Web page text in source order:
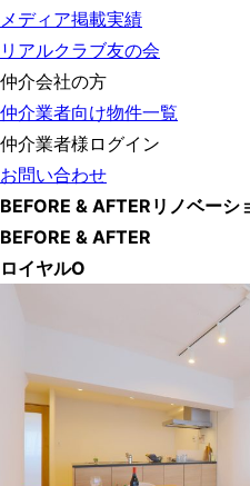
メディア掲載実績
リアルクラブ友の会
仲介会社の方
仲介業者向け物件一覧
仲介業者様ログイン
お問い合わせ
BEFORE & AFTER リノベーシ
BEFORE & AFTER
ロイヤルO